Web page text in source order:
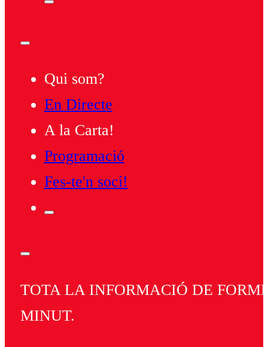
Qui som?
En Directe
A la Carta!
Programació
Fes-te'n soci!
TOTA LA INFORMACIÓ DE
MINUT.